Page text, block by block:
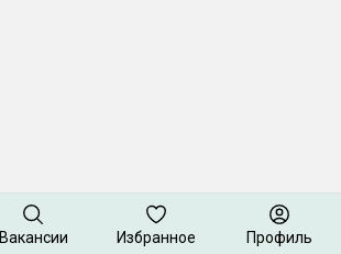
Вакансии Избранное Профиль